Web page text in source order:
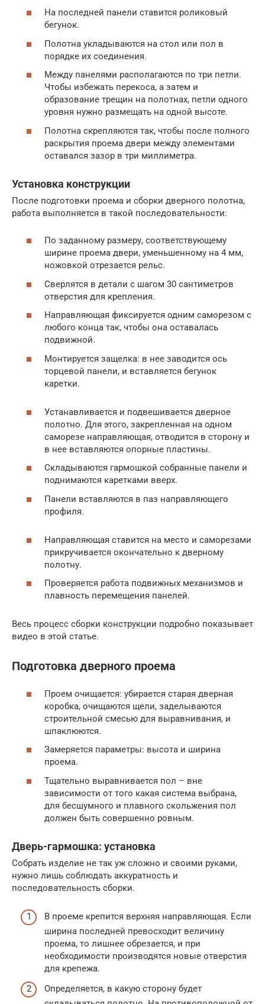
На последней панели ставится роликовый
бегунок.
Полотна укладываются на стол или пол в
порядке их соединения.
Между панелями располагаются по три петли.
Чтобы избежать перекоса, а затем и
образование трещин на полотнах, петли одного
уровня нужно размещать на одной высоте.
Полотна скрепляются так, чтобы после полного
раскрытия проема двери между элементами
оставался зазор в три миллиметра.
Установка конструкции
После подготовки проема и сборки дверного полотна,
работа выполняется в такой последовательности:
По заданному размеру, соответствующему
ширине проема двери, уменьшенному на 4 мм,
ножовкой отрезается рельс.
Сверлятся в детали с шагом 30 сантиметров
отверстия для крепления.
Направляющая фиксируется одним саморезом с
любого конца так, чтобы она оставалась
подвижной.
Монтируется защелка: в нее заводится ось
торцевой панели, и вставляется бегунок
каретки.
Устанавливается и подвешивается дверное
полотно. Для этого, закрепленная на одном
саморезе направляющая, отводится в сторону и
в нее вставляются опорные пластины.
Складываются гармошкой собранные панели и
поднимаются каретками вверх.
Панели вставляются в паз направляющего
профиля.
Направляющая ставится на место и саморезами
прикручивается окончательно к дверному
полотну.
Проверяется работа подвижных механизмов и
плавность перемещения панелей.
Весь процесс сборки конструкции подробно показывает
видео в этой статье.
Подготовка дверного проема
Проем очищается: убирается старая дверная
коробка, очищаются щели, заделываются
строительной смесью для выравнивания, и
шпаклюются.
Замеряется параметры: высота и ширина
проема.
Тщательно выравнивается пол – вне
зависимости от того какая система выбрана,
для бесшумного и плавного скольжения пол
должен быть совершенно ровным.
Дверь-гармошка: установка
Собрать изделие не так уж сложно и своими руками,
нужно лишь соблюдать аккуратность и
последовательность сборки.
В проеме крепится верхняя направляющая. Если
ширина последней превосходит величину
проема, то лишнее обрезается, и при
необходимости производятся новые отверстия
для крепежа.
Определяется, в какую сторону будет